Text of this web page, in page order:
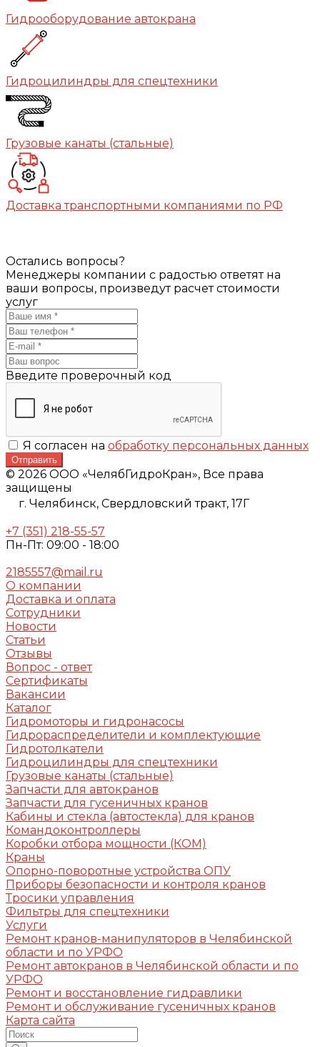
Гидрооборудование автокрана
Гидроцилиндры для спецтехники
Грузовые канаты (стальные)
Доставка транспортными компаниями по РФ
Остались вопросы?
Менеджеры компании с радостью ответят на
ваши вопросы, произведут расчет стоимости
услуг
Введите проверочный код
Я согласен на обработку персональных данных
Отправить
© 2026 ООО «ЧелябГидроКран», Все права
защищены
г. Челябинск, Свердловский тракт, 17Г
+7 (351) 218-55-57
Пн-Пт: 09:00 - 18:00
2185557@mail.ru
О компании
Доставка и оплата
Сотрудники
Новости
Статьи
Отзывы
Вопрос - ответ
Сертификаты
Вакансии
Каталог
Гидромоторы и гидронасосы
Гидрораспределители и комплектующие
Гидротолкатели
Гидроцилиндры для спецтехники
Грузовые канаты (стальные)
Запчасти для автокранов
Запчасти для гусеничных кранов
Кабины и стекла (автостекла) для кранов
Командоконтроллеры
Коробки отбора мощности (КОМ)
Краны
Опорно-поворотные устройства ОПУ
Приборы безопасности и контроля кранов
Тросики управления
Фильтры для спецтехники
Услуги
Ремонт кранов-манипуляторов в Челябинской
области и по УРФО
Ремонт автокранов в Челябинской области и по
УРФО
Ремонт и восстановление гидравлики
Ремонт и обслуживание гусеничных кранов
Карта сайта